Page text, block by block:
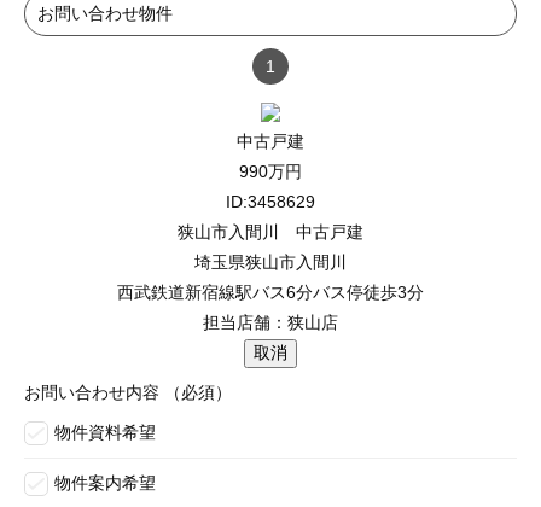
お問い合わせ物件
1
中古戸建
990万円
ID:3458629
狭山市入間川 中古戸建
埼玉県狭山市入間川
西武鉄道新宿線駅バス6分バス停徒歩3分
担当店舗：狭山店
お問い合わせ内容 （必須）
物件資料希望
物件案内希望